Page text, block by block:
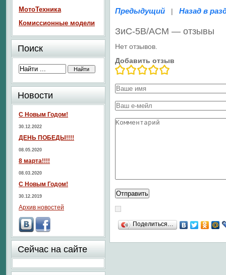
Предыдущий | Назад в
ЗиС-5В/АСМ — отзывы
Нет отзывов.
Добавить отзыв
Поделиться…
МотоТехника
Комиссионные модели
Поиск
Новости
С Новым Годом!
30.12.2022
ДЕНЬ ПОБЕДЫ!!!!
08.05.2020
8 марта!!!!
08.03.2020
С Новым Годом!
30.12.2019
Архив новостей
Сейчас на сайте